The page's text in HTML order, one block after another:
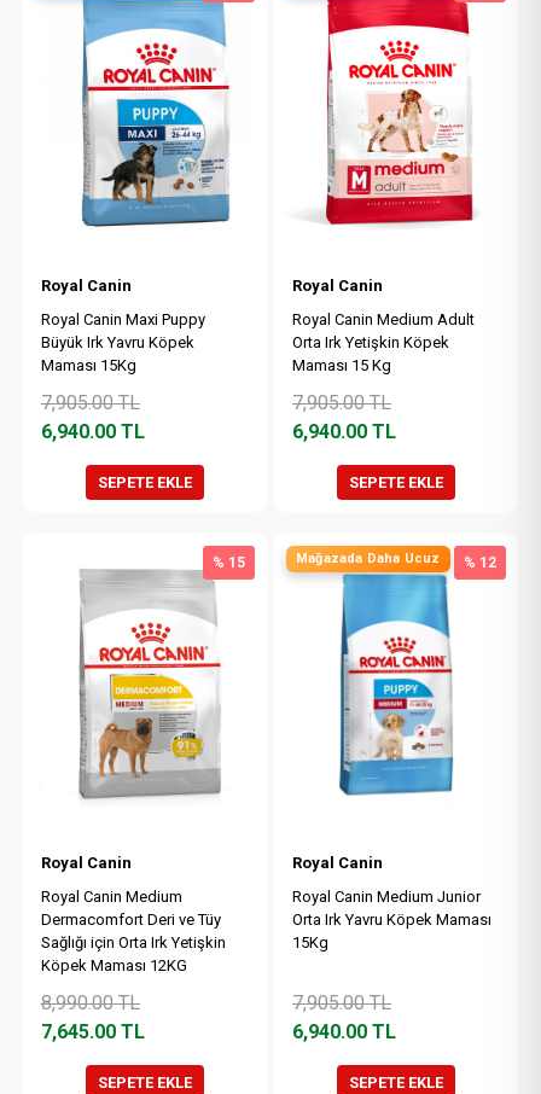
Royal Canin
Royal Canin Maxi Puppy
Büyük Irk Yavru Köpek
Maması 15Kg
7,905.00TL
6,940.00TL
SEPETE EKLE
Royal Canin
Royal Canin Medium Adult
Orta Irk Yetişkin Köpek
Maması 15 Kg
7,905.00TL
6,940.00 TL
SEPETE EKLE
Royal Canin
Royal Canin Medium
Dermacomfort Deri ve Tüy
Sağlığı için Orta Irk Yetişkin
Köpek Maması 12KG
8,990.00TL
7,645.00TL
% 15
SEPETE EKLE
Mağazada Daha Ucuz
Royal Canin
Royal Canin Medium Junior
Orta Irk Yavru Köpek Maması
15Kg
7,905.00TL
6,940.00 TL
% 12
SEPETE EKLE